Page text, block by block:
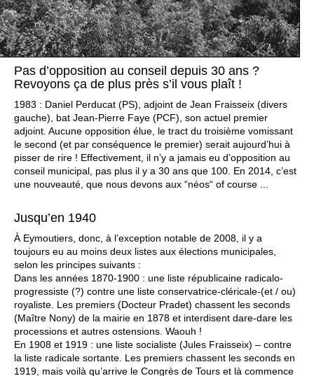
Pas d’opposition au conseil depuis 30 ans ?
Revoyons ça de plus près s’il vous plaît !
1983 : Daniel Perducat (PS), adjoint de Jean Fraisseix (divers
gauche), bat Jean-Pierre Faye (PCF), son actuel premier
adjoint. Aucune opposition élue, le tract du troisième vomissant
le second (et par conséquence le premier) serait aujourd’hui à
pisser de rire ! Effectivement, il n’y a jamais eu d’opposition au
conseil municipal, pas plus il y a 30 ans que 100. En 2014, c’est
une nouveauté, que nous devons aux “néos“ of course ...
Jusqu’en 1940
À Eymoutiers, donc, à l’exception notable de 2008, il y a
toujours eu au moins deux listes aux élections municipales,
selon les principes suivants :
Dans les années 1870-1900 : une liste républicaine radicalo-
progressiste (?) contre une liste conservatrice-cléricale-(et / ou)
royaliste. Les premiers (Docteur Pradet) chassent les seconds
(Maître Nony) de la mairie en 1878 et interdisent dare-dare les
processions et autres ostensions. Waouh !
En 1908 et 1919 : une liste socialiste (Jules Fraisseix) – contre
la liste radicale sortante. Les premiers chassent les seconds en
1919, mais voilà qu’arrive le Congrès de Tours et là commence